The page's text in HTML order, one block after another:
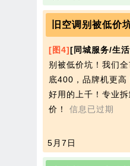
旧空调别被低价
[图4][同城服务/生
别被低价坑！我们
底400，品牌机更高
好用的上千！专业
价！ 信息已过期
5月7日